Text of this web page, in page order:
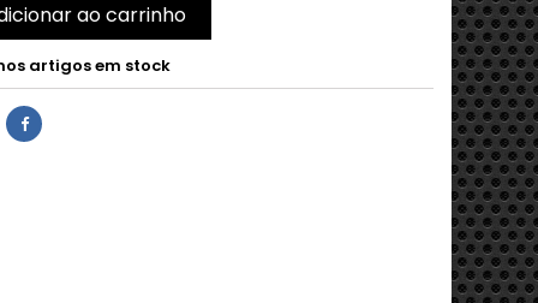
ao carrinho
artigos em stock